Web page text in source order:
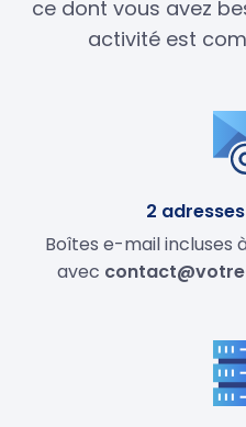
ce dont vous avez
activité est
2
Boîtes e-mail incluses
avec